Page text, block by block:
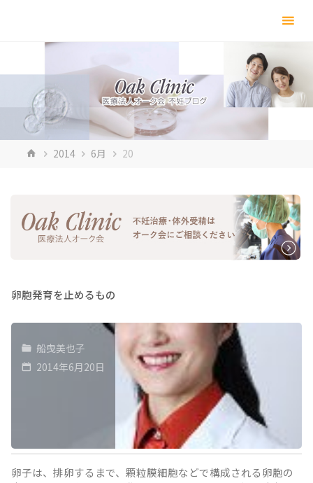
キ
ホ 2014 6月 20
卵胞発育を止めるもの
船曳美也子
2014年6月20日
卵子は、排卵するまで、顆粒膜細胞などで構成される卵胞の